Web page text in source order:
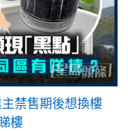
禁售期後想換樓
樓